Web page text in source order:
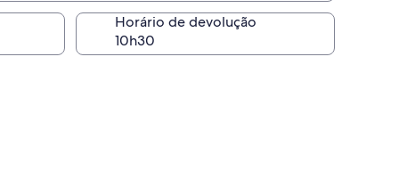
Horário de devolução